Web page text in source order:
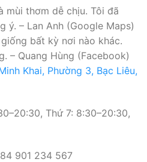
mùi thơm dễ chịu. Tôi đã
ý. – Lan Anh (Google Maps)
bất kỳ nơi nào khác.
– Quang Hùng (Facebook)
Khai, Phường 3, Bạc Liêu,
Thứ 7: 8:30–20:30,
901 234 567